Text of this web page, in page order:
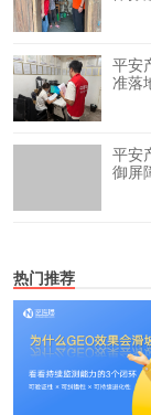
平安
准落
平安
御屏
热门推荐